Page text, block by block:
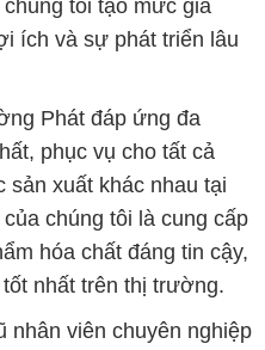
tôi tạo mức giá
ích và sự phát triển lâu
Phát đáp ứng đa
phục vụ cho tất cả
sản xuất khác nhau tại
chúng tôi là cung cấp
hóa chất đáng tin cậy,
nhất trên thị trường.
nhân viên chuyên nghiệp